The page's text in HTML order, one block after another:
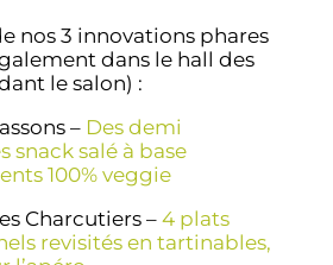
nos 3 innovations phares
dans le hall des
le salon) :
– Des demi
snack salé à base
100% veggie
Charcutiers –4 plats
revisités en tartinables,